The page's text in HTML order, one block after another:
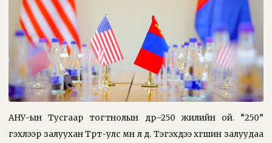
АНУ-ын Тусгаар тогтнолын өдөр–250 жилийн ой. “250”
гэхлээр залуухан Төрт-улс мөн л дөө. Тэгэхдээ хөгшин залуудаа